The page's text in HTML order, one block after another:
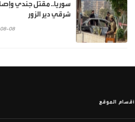
سوريا.. مقتل جندي
شرقي دير الزور
08
أقسام الموقع